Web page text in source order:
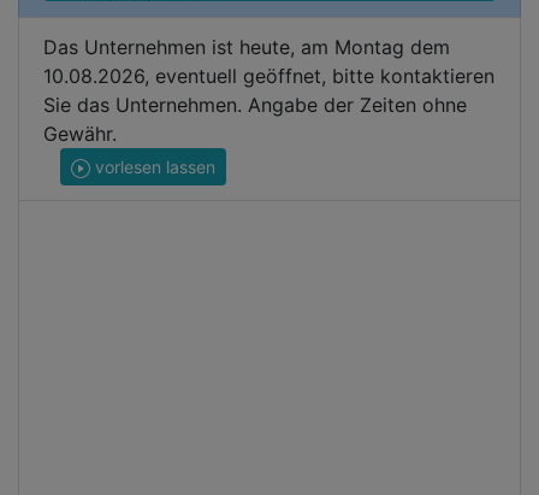
Das Unternehmen ist heute, am Montag dem
10.08.2026, eventuell geöffnet, bitte kontaktieren
Sie das Unternehmen. Angabe der Zeiten ohne
Gewähr.
vorlesen lassen